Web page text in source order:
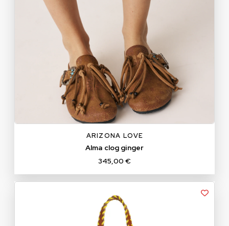
ARIZONA LOVE
Alma clog ginger
345,00 €
39 40